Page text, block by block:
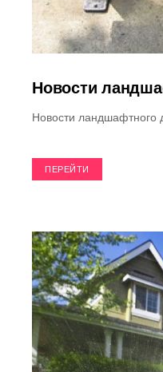
Новости
Новости ландшафтного
ПЕРЕЙТИ